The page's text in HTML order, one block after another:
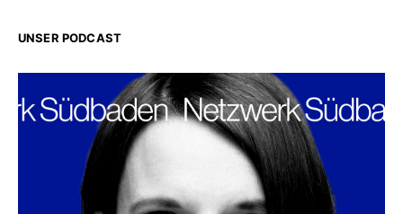
UNSER PODCAST